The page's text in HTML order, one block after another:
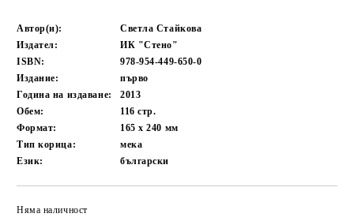
Автор(и):
Светла Стайкова
Издател:
ИК "Стено"
ISBN:
978-954-449-650-0
Издание:
първо
Година на издаване:
2013
Обем:
116стр.
Формат:
165 x 240 мм
Тип корица:
мека
Език:
български
Няма наличност